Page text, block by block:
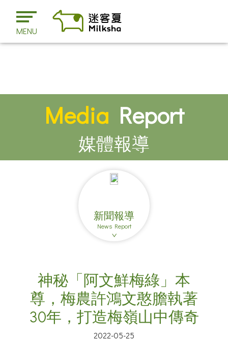
MENU
Media Report
媒體報導
新聞報導
News Report
神秘「阿文鮮梅綠」本
尊，梅農許鴻文憨膽執著
30年，打造梅嶺山中傳奇
2022-05-25